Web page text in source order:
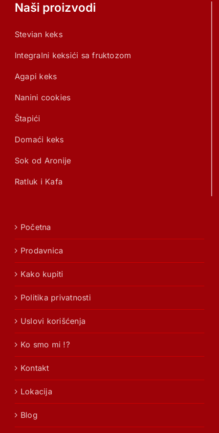
Naši proizvodi
Stevian keks
Integralni keksići sa fruktozom
Agapi keks
Nanini cookies
Štapići
Domaći keks
Sok od Aronije
Ratluk i Kafa
Početna
Prodavnica
Kako kupiti
Politika privatnosti
Uslovi korišćenja
Ko smo mi !?
Kontakt
Lokacija
Blog